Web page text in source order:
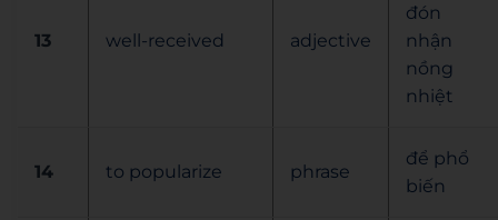
13 well-received adjective
đón
nhận
nồng
nhiệt
14 to popularize phrase
để phổ
biến